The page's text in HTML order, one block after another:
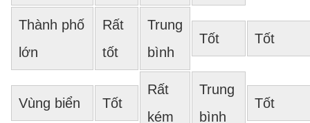
Thành phố
lớn
Rất
tốt
Trung
bình
Tốt Tốt
Vùng biển Tốt
Rất
kém
Trung
bình
Tốt